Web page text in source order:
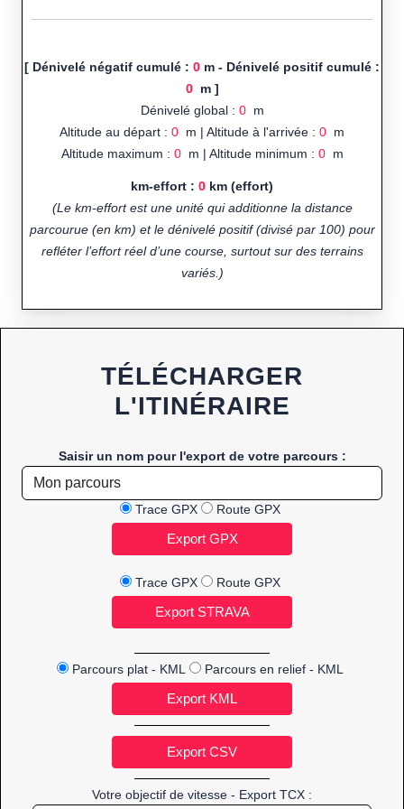
[ Dénivelé négatif cumulé : 0 m - Dénivelé positif cumulé :
0m ]
Dénivelé global : 0m
Altitude au départ : 0 m | Altitude à l'arrivée : 0 m
Altitude maximum : 0m | Altitude minimum : 0m
km-effort : 0 km (effort)
(Le km-effort est une unité qui additionne la distance
parcourue (en km) et le dénivelé positif (divisé par 100) pour
refléter l’effort réel d’une course, surtout sur des terrains
variés.)
TÉLÉCHARGER
L'ITINÉRAIRE
Saisir un nom pour l'export de votre parcours :
Trace GPX Route GPX
Trace GPX Route GPX
Parcours plat - KML Parcours en relief - KML
Votre objectif de vitesse - Export TCX :